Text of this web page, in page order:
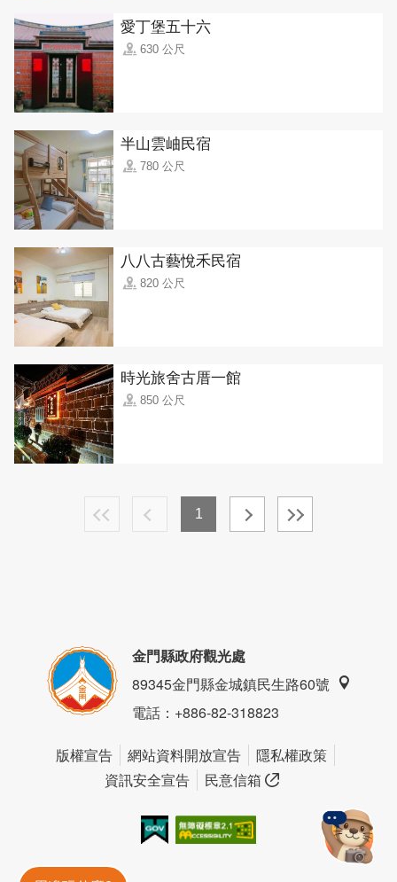
愛丁堡五十六
630 公尺
半山雲岫民宿
780 公尺
八八古藝悅禾民宿
820 公尺
時光旅舍古厝一館
850 公尺
1
金門縣政府觀光處
89345金門縣金城鎮民生路60號
電話：+886-82-318823
版權宣告 網站資料開放宣告
隱私權政策
資訊安全宣告
民意信箱